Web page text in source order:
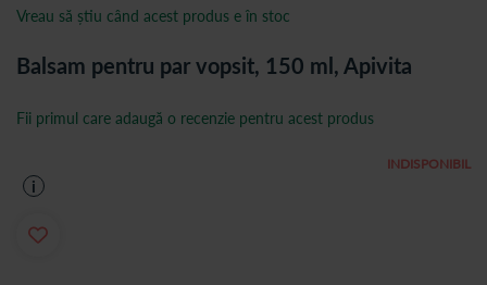
Balsam pentru par vopsit, 150 ml, Apivita
INDISPONIBIL
Fii primul care adaugă o recenzie pentru acest produs
i
Vreau să știu când acest produs e în stoc